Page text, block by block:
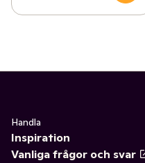
Handla
Inspiration
Vanliga frågor och svar